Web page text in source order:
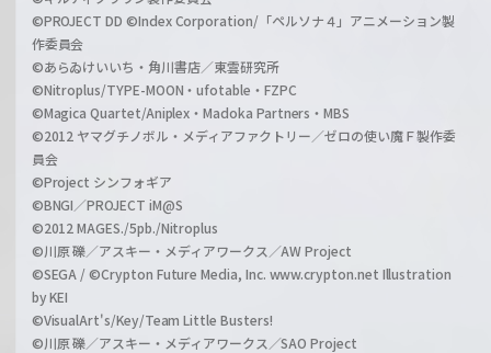
©PROJECT DD ©Index Corporation/「ペルソナ４」アニメーション製
作委員会
©あらゐけいいち・角川書店／東雲研究所
©Nitroplus/TYPE-MOON・ufotable・FZPC
©Magica Quartet/Aniplex・Madoka Partners・MBS
©2012 ヤマグチノボル・メディアファクトリー／ゼロの使い魔Ｆ製作委
員会
©Project シンフォギア
©BNGI／PROJECT iM@S
©2012 MAGES./5pb./Nitroplus
©川原 礫／アスキー・メディアワークス／AW Project
©SEGA / ©Crypton Future Media, Inc. www.crypton.net Illustration
by KEI
©VisualArt's/Key/Team Little Busters!
©川原 礫／アスキー・メディアワークス／SAO Project